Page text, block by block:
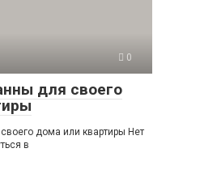
0
для своего
дома или квартиры Нет
в